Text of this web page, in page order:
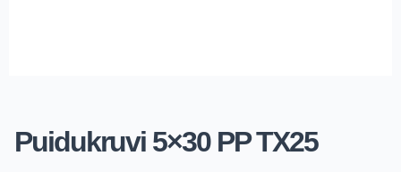
Puidukruvi 5×30 PP TX25